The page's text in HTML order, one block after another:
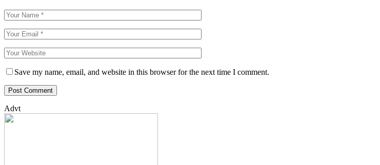
Save my name, email, and website in this browser for the next time I comment.
Advt